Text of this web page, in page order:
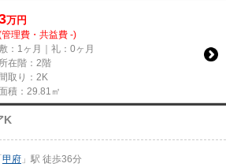
万円
管理費・共益費 -)
敷：1ヶ月｜礼：0ヶ月
所在階：2階
間取り：2K
積：29.81㎡
K
甲府 」駅 徒歩36分